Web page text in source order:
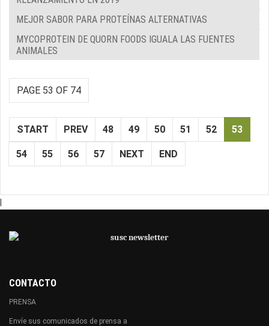
MEJOR SABOR PARA PROTEÍNAS ALTERNATIVAS
MYCOPROTEIN DE QUORN FOODS IGUALA LAS FUENTES
ANIMALES
PAGE 53 OF 74
START PREV 48 49 50 51 52 53
54 55 56 57 NEXT END
CONTACTO
PRENSA
Envíe sus comunicados de prensa a